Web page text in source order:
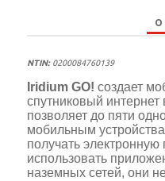
О
NTIN: 0200084760139
Iridium GO! создает
спутниковый
позволяет до пяти
мобильным
получать
использовать
наземных сетей, они